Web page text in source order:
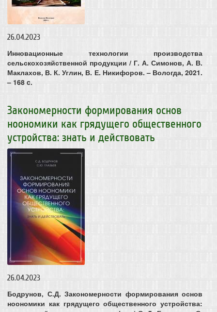
26.04.2023
Инновационные технологии производства
сельскохозяйственной продукции / Г. А. Симонов, А. В.
Маклахов, В. К. Углин, В. Е. Никифоров. – Вологда, 2021.
– 168 c.
Закономерности формирования основ
ноономики как грядущего общественного
устройства: знать и действовать
26.04.2023
Бодрунов, С.Д. Закономерности формирования основ
ноономики как грядущего общественного устройства: